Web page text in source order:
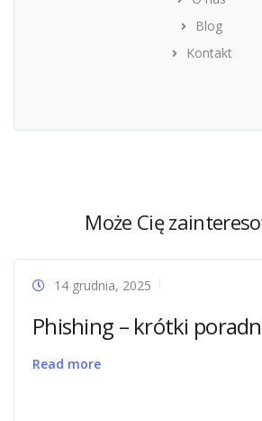
Blog
Kontakt
Może Cię
14 grudnia, 2025
Phishing – krótki
Read more